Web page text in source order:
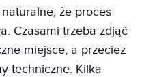
że proces
Czasami trzeba zdjąć
miejsce, a przecież
techniczne. Kilka